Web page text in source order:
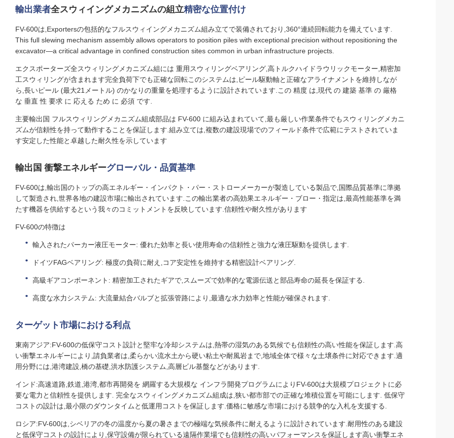
輸出業者全スウィイングメカニズムの組立精密な位置付け
FV-600は,Exportersの包括的なフルスウィイングメカニズム組み立てで装備されており,360°連続回転能力を備えています.
This full slewing mechanism assembly allows operators to position piles with exceptional precision without repositioning the
excavator—a critical advantage in confined construction sites common in urban infrastructure projects.
エクスポーターズ全スウィリングメカニズム組には 重用スウィリングベアリング,高トルクハイドラウリックモーター,精密加
工スウィリングが含まれます完全負荷下でも正確な回転このシステムは,ピール駆動軸と正確なアライナメントを維持しなが
ら,長いピール (最大21メートル) のかなりの重量を処理するように設計されています.この 精度 は,現代 の 建築 基準 の 厳格
な 垂直 性 要求 に 応える ため に 必須 です.
主要輸出国 フルスウィリングメカニズム組成部品は FV-600 に組み込まれていて,最も厳しい作業条件でもスウィリングメカニ
ズムが信頼性を持って動作することを保証します.組み立ては,複数の建設現場でのフィールド条件で広範にテストされていま
す安定した性能と卓越した耐久性を示しています
輸出国 衝撃エネルギーグローバル・品質基準
FV-600は,輸出国のトップの高エネルギー・インパクト・パー・ストローメーカーが製造している製品で,国際品質基準に準拠
して製造され,世界各地の建設市場に輸出されています.この輸出業者の高効果エネルギー・ブロー・指定は,最高性能基準を満
たす機器を供給するという我々のコミットメントを反映しています.信頼性や耐久性があります
FV-600の特徴は
輸入されたパーカー液圧モーター: 優れた効率と長い使用寿命の信頼性と強力な液圧駆動を提供します.
ドイツFAGベアリング: 極度の負荷に耐え,コア安定性を維持する精密設計ベアリング.
高級ギアコンポーネント: 精密加工されたギアで,スムーズで効率的な電源伝送と部品寿命の延長を保証する.
高度な水力システム: 大流量結合バルブと拡張管路により,最適な水力効率と性能が確保されます.
ターゲット市場における利点
東南アジア:FV-600の低保守コスト設計と堅牢な冷却システムは,熱帯の湿気のある気候でも信頼性の高い性能を保証します.高
い衝撃エネルギーにより,請負業者は,柔らかい流水土から硬い粘土や耐風岩まで,地域全体で様々な土壌条件に対応できます.適
用分野には,港湾建設,橋の基礎,洪水防護システム,高層ビル基盤などがあります.
インド:高速道路,鉄道,港湾,都市再開発を 網羅する大規模な インフラ開発プログラムによりFV-600は大規模プロジェクトに必
要な電力と信頼性を提供します. 完全なスウィイングメカニズム組成は,狭い都市部での正確な堆積位置を可能にします. 低保守
コストの設計は,最小限のダウンタイムと低運用コストを保証します.価格に敏感な市場における競争的な入札を支援する.
ロシア:FV-600は,シベリアの冬の温度から夏の暑さまでの極端な気候条件に耐えるように設計されています.耐用性のある建設
と低保守コストの設計により,保守設備が限られている遠隔作業場でも信頼性の高いパフォーマンスを保証します高い衝撃エネ